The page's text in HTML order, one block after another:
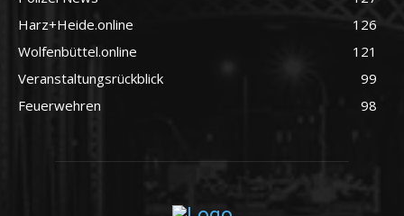
Harz+Heide.online
126
Wolfenbüttel.online
121
Veranstaltungsrückblick
99
Feuerwehren
98